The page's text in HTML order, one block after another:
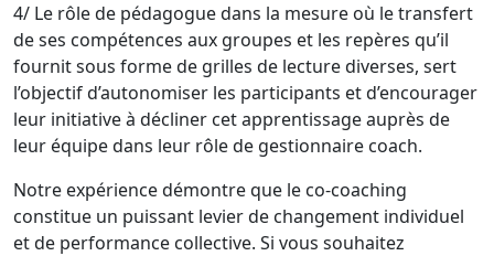
4/ Le rôle de pédagogue dans la mesure où le transfert
de ses compétences aux groupes et les repères qu’il
fournit sous forme de grilles de lecture diverses, sert
l’objectif d’autonomiser les participants et d’encourager
leur initiative à décliner cet apprentissage auprès de
leur équipe dans leur rôle de gestionnaire coach.
Notre expérience démontre que le co-coaching
constitue un puissant levier de changement individuel
et de performance collective. Si vous souhaitez